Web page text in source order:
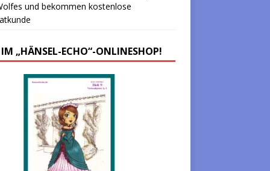
und bekommen kostenlose
„HÄNSEL-ECHO“-ONLINESHOP!